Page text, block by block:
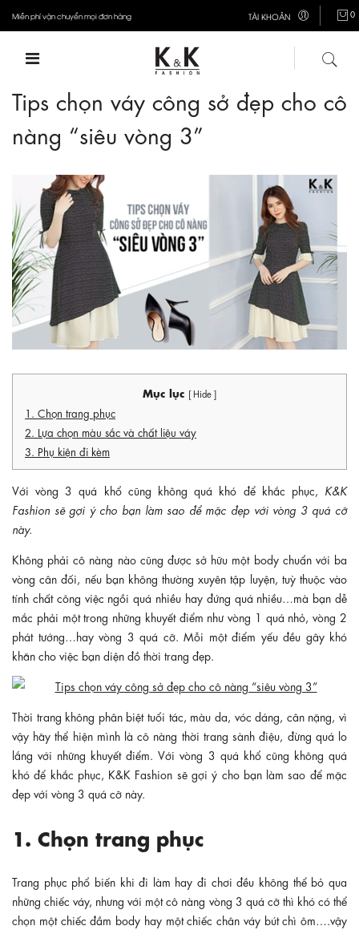
Miễn phí vận chuyển mọi đơn hàng TÀI KHOẢN 0
Tips chọn váy công sở đẹp cho cô
nàng “siêu vòng 3”
Mục lục [ Hide ]
1. Chọn trang phục
2. Lựa chọn màu sắc và chất liệu váy
3. Phụ kiện đi kèm
Với vòng 3 quá khổ cũng không quá khó để khắc phục, K&K
Fashion sẽ gợi ý cho bạn làm sao để mặc đẹp với vòng 3 quá cỡ
này.
Không phải cô nàng nào cũng được sở hữu một body chuẩn với ba
vòng cân đối, nếu bạn không thường xuyên tập luyện, tuỳ thuộc vào
tính chất công việc ngồi quá nhiều hay đứng quá nhiều…mà bạn dễ
mắc phải một trong những khuyết điểm như vòng 1 quá nhỏ, vòng 2
phát tướng…hay vòng 3 quá cỡ. Mỗi một điểm yếu đều gây khó
khăn cho việc bạn diện đồ thời trang đẹp.
Thời trang không phân biệt tuổi tác, màu da, vóc dáng, cân nặng, vì
vậy hãy thể hiện mình là cô nàng thời trang sành điệu, đừng quá lo
lắng với những khuyết điểm. Với vòng 3 quá khổ cũng không quá
khó để khắc phục, K&K Fashion sẽ gợi ý cho bạn làm sao để mặc
đẹp với vòng 3 quá cỡ này.
1. Chọn trang phục
Trang phục phổ biến khi đi làm hay đi chơi đều không thể bỏ qua
những chiếc váy, nhưng với một cô nàng vòng 3 quá cỡ thì khó có thể
chọn một chiếc đầm body hay một chiếc chân váy bút chì ôm….vậy